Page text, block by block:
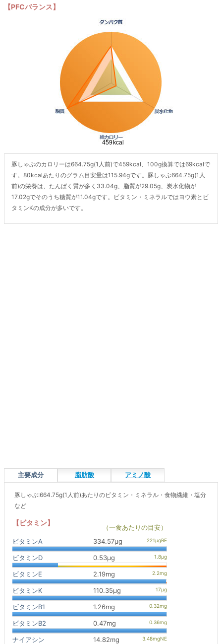
【PFCバランス】
豚しゃぶのカロリーは664.75g(1人前)で459kcal、100g換算では69kcalで
す。80kcalあたりのグラム目安量は115.94gです。豚しゃぶ664.75g(1人
前)の栄養は、たんぱく質が多く33.04g、脂質が29.05g、炭水化物が
17.02gでそのうち糖質が11.04gです。ビタミン・ミネラルではヨウ素とビ
タミンKの成分が多いです。
主要成分 脂肪酸 アミノ酸
豚しゃぶ:664.75g(1人前)あたりのビタミン・ミネラル・食物繊維・塩分
など
【ビタミン】
（一食あたりの目安）
ビタミンA
334.57μg
ビタミンD 0.53μg
ビタミンE 2.19mg
ビタミンK 110.35μg
ビタミンB1 1.26mg
ビタミンB2 0.47mg
ナイアシン 14.82mg